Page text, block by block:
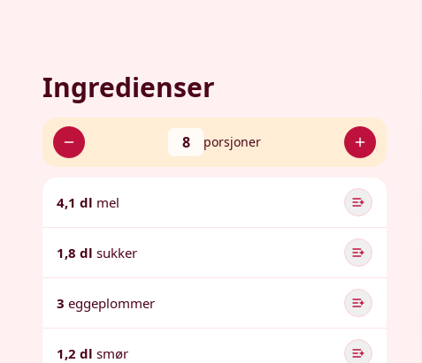
Ingredienser
8 porsjoner
4,1 dl mel
1,8 dl sukker
3 eggeplommer
1,2 dl smør